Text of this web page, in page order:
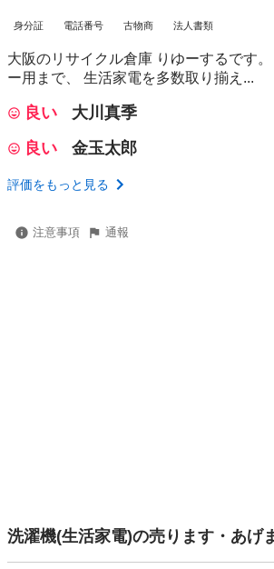
身分証 電話番号 古物商 法人書類
大阪のリサイクル倉庫 りゆーするです
ー用まで、 生活家電を多数取り揃え...
良い
大川真季
良い
金玉太郎
評価をもっと見る
注意事項 通報
洗濯機(生活家電)の売ります・あげ